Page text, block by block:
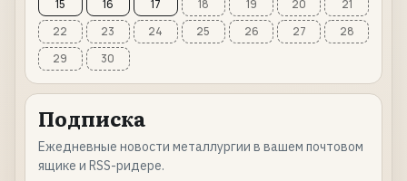
15
16 17 18 19 20
21
22
23 24 25 26 27
28
29
30
Подписка
Ежедневные новости металлургии в вашем почтовом
ящике и RSS-ридере.